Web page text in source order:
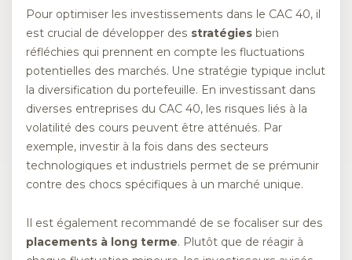
Pour optimiser les investissements dans le CAC 40, il
est crucial de développer des stratégies bien
réfléchies qui prennent en compte les fluctuations
potentielles des marchés. Une stratégie typique inclut
la diversification du portefeuille. En investissant dans
diverses entreprises du CAC 40, les risques liés à la
volatilité des cours peuvent être atténués. Par
exemple, investir à la fois dans des secteurs
technologiques et industriels permet de se prémunir
contre des chocs spécifiques à un marché unique.
Il est également recommandé de se focaliser sur des
placements à long terme. Plutôt que de réagir à